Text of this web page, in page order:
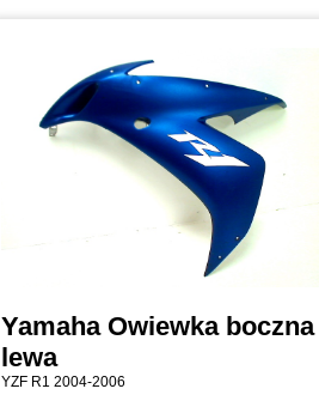
Yamaha Owiewka boczna
lewa
YZF R1 2004-2006